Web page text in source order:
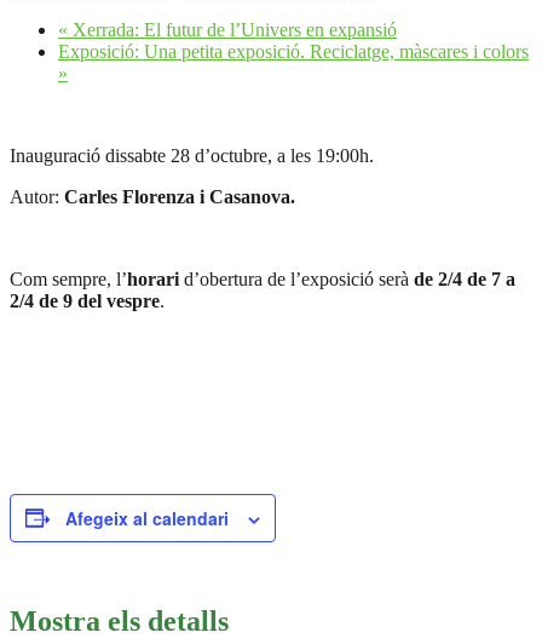
« Xerrada: El futur de l’Univers en expansió
Exposició: Una petita exposició. Reciclatge, màscares i colors
»
Inauguració dissabte 28 d’octubre, a les 19:00h.
Autor: Carles Florenza i Casanova.
Com sempre, l’horari d’obertura de l’exposició serà de 2/4 de 7 a
2/4 de 9 del vespre.
Afegeix al calendari
Mostra els detalls